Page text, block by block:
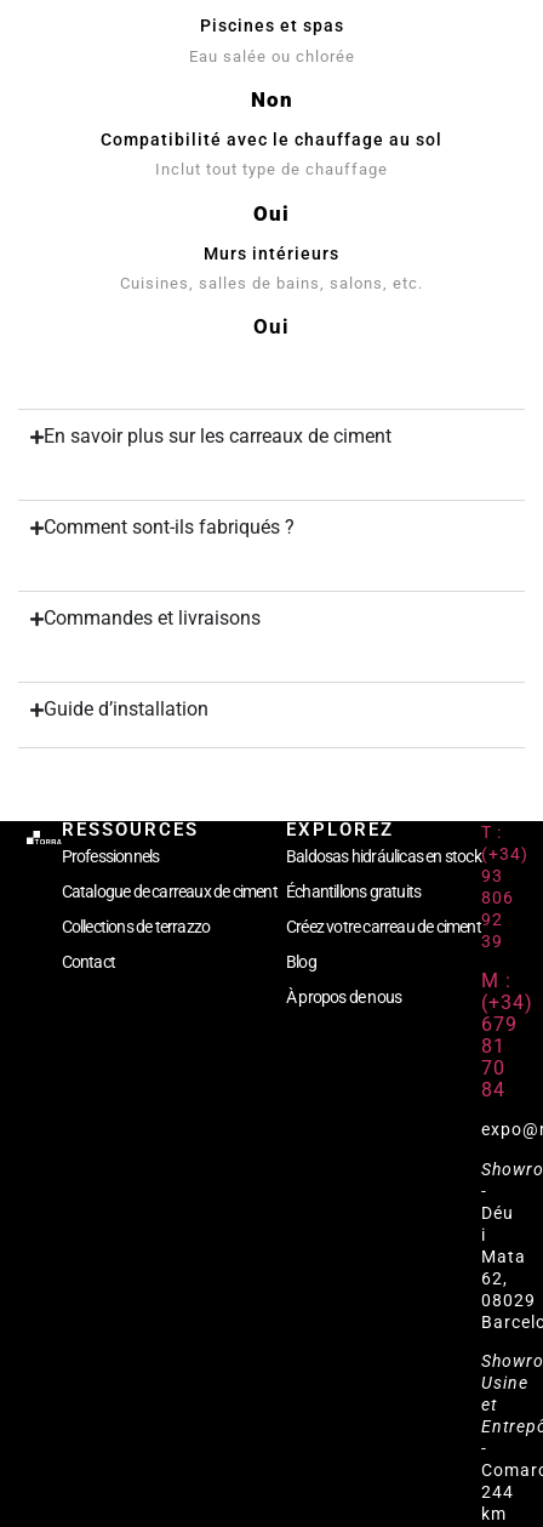
Piscines et spas
Eau salée ou chlorée
Non
Compatibilité avec le chauffage au sol
Inclut tout type de chauffage
Oui
Murs intérieurs
Cuisines, salles de bains, salons, etc.
Oui
En savoir plus sur les carreaux de ciment
Comment sont-ils fabriqués ?
Commandes et livraisons
Guide d’installation
RESSOURCES
Professionnels
Catalogue de carreaux de ciment
Collections de terrazzo
Contact
EXPLOREZ
Baldosas hidráulicas en stock
Échantillons gratuits
Créez votre carreau de ciment
Blog
À propos de nous
T :
(+34)
93
806
92
39
M :
(+34)
679
81
70
84
-
Déu
i
Mata
62,
08029
Usine
et
-
244
km